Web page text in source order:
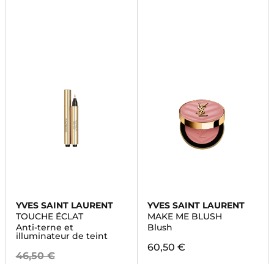
YVES SAINT LAURENT
TOUCHE ÉCLAT
Anti-terne et
illuminateur de teint
46,50 €
YVES SAINT LAURENT
MAKE ME BLUSH
Blush
60,50 €